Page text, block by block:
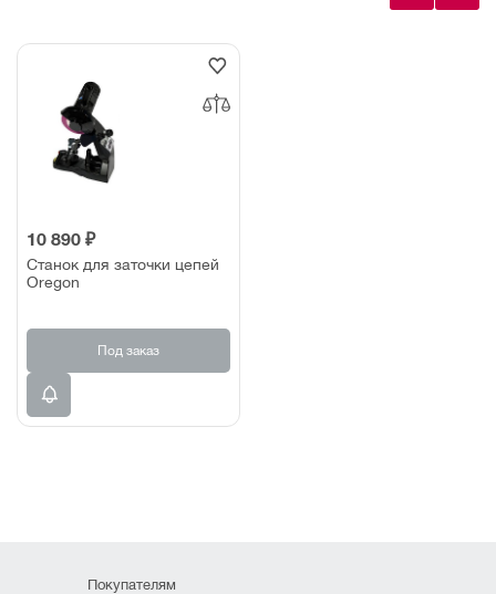
10 890 ₽
Станок для заточки цепей
Oregon
Под заказ
Покупателям